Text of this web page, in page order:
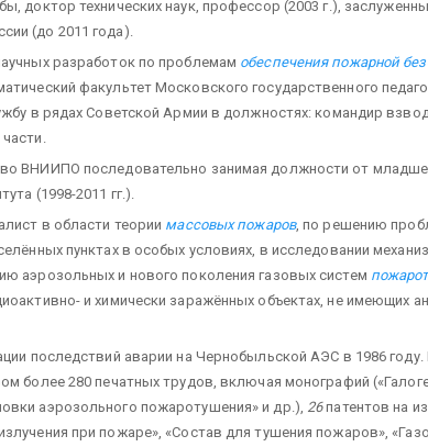
доктор технических наук, профессор (2003 г.),
(до 2011 года).
разработок по проблемам обеспечения пожарной
факультет Московского государственного
в рядах Советской Армии в должностях: командир
ВНИИПО последовательно занимая должности от
(1998-2011 гг.).
в области теории массовых пожаров, по решению
пунктах в особых условиях, в исследовании
аэрозольных и нового поколения газовых систем
и химически заражённых объектах, не имеющих
последствий аварии на Чернобыльской АЭС в 1986 году.
более 280 печатных трудов, включая монографий
аэрозольного пожаротушения» и др.), 26патентов на
при пожаре», «Состав для тушения пожаров»,